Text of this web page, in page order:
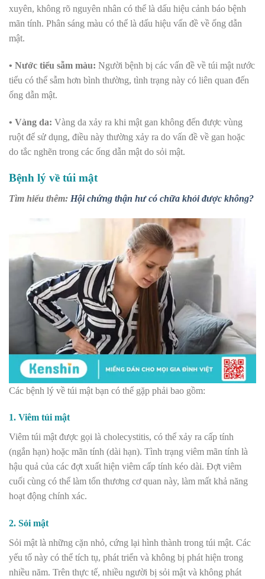
xuyên, không rõ nguyên nhân có thể là dấu hiệu cảnh báo bệnh
mãn tính. Phân sáng màu có thể là dấu hiệu vấn đề về ống dẫn
mật.
• Nước tiểu sẫm màu: Người bệnh bị các vấn đề về túi mật nước
tiểu có thể sẫm hơn bình thường, tình trạng này có liên quan đến
ống dẫn mật.
• Vàng da: Vàng da xảy ra khi mật gan không đến được vùng
ruột để sử dụng, điều này thường xảy ra do vấn đề về gan hoặc
do tắc nghẽn trong các ống dẫn mật do sỏi mật.
Bệnh lý về túi mật
Tìm hiểu thêm: Hội chứng thận hư có chữa khỏi được không?
Các bệnh lý về túi mật bạn có thể gặp phải bao gồm:
1. Viêm túi mật
Viêm túi mật được gọi là cholecystitis, có thể xảy ra cấp tính
(ngắn hạn) hoặc mãn tính (dài hạn). Tình trạng viêm mãn tính là
hậu quả của các đợt xuất hiện viêm cấp tính kéo dài. Đợt viêm
cuối cùng có thể làm tổn thương cơ quan này, làm mất khả năng
hoạt động chính xác.
2. Sỏi mật
Sỏi mật là những cặn nhỏ, cứng lại hình thành trong túi mật. Các
yếu tố này có thể tích tụ, phát triển và không bị phát hiện trong
nhiều năm. Trên thực tế, nhiều người bị sỏi mật và không phát